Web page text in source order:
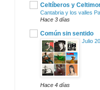
Celtíberos y
Cantabria y los valles
Hace 3 días
Común sin sentido
Julio
Hace 4 días